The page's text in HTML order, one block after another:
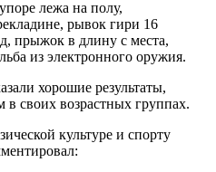
лежа на полу,
рывок гири 16
прыжок в длину с места,
из электронного оружия.
хорошие результаты,
своих возрастных группах.
культуре и спорту